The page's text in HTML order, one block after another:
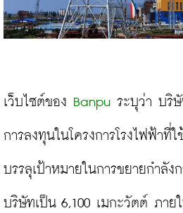
เว็บไซต์ของ Banpu ระบุว่า บริษั
การลงทุนในโครงการโรงไฟฟ้าที่ใ
บรรลุเป้าหมายในการขยายกำลั
บริษัทเป็น 6,100 เมกะวัตต์ ภาย